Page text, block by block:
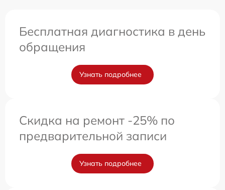
Бесплатная диагностика в день
обращения
Узнать подробнее
Скидка на ремонт -25% по
предварительной записи
Узнать подробнее